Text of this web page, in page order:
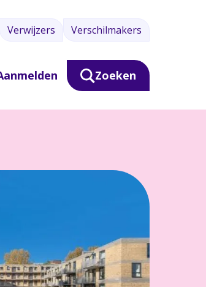
Verwijzers Verschilmakers
Zoeken